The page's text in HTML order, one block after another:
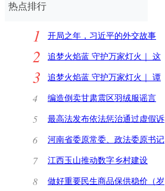
热点排行
1 开局之年，习近平的外交故事
2
追梦火焰蓝 守护万家灯火｜ 这
里没有火情就是最
3
追梦火焰蓝 守护万家灯火｜ 谭
远林：在“幕后”
4
编造倒卖甘肃震区羽绒服谣言
安徽宿州一网民被
5
最高法发布依法惩治通过虚假诉
讼逃废债典型刑
6
河南省委原常委、政法委原书记
甘荣坤受贿案一
7 江西玉山推动数字乡村建设
8
做好重要民生商品保供稳价（岁